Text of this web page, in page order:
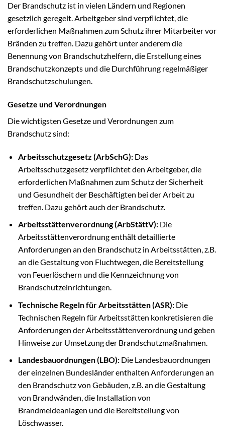
Der Brandschutz ist in vielen Ländern und Regionen
gesetzlich geregelt. Arbeitgeber sind verpflichtet, die
erforderlichen Maßnahmen zum Schutz ihrer Mitarbeiter vor
Bränden zu treffen. Dazu gehört unter anderem die
Benennung von Brandschutzhelfern, die Erstellung eines
Brandschutzkonzepts und die Durchführung regelmäßiger
Brandschutzschulungen.
Gesetze und Verordnungen
Die wichtigsten Gesetze und Verordnungen zum
Brandschutz sind:
Arbeitsschutzgesetz (ArbSchG):Das
Arbeitsschutzgesetz verpflichtet den Arbeitgeber, die
erforderlichen Maßnahmen zum Schutz der Sicherheit
und Gesundheit der Beschäftigten bei der Arbeit zu
treffen. Dazu gehört auch der Brandschutz.
Arbeitsstättenverordnung (ArbStättV):Die
Arbeitsstättenverordnung enthält detaillierte
Anforderungen an den Brandschutz in Arbeitsstätten, z.B.
an die Gestaltung von Fluchtwegen, die Bereitstellung
von Feuerlöschern und die Kennzeichnung von
Brandschutzeinrichtungen.
Technische Regeln für Arbeitsstätten (ASR):Die
Technischen Regeln für Arbeitsstätten konkretisieren die
Anforderungen der Arbeitsstättenverordnung und geben
Hinweise zur Umsetzung der Brandschutzmaßnahmen.
Landesbauordnungen (LBO):Die Landesbauordnungen
der einzelnen Bundesländer enthalten Anforderungen an
den Brandschutz von Gebäuden, z.B. an die Gestaltung
von Brandwänden, die Installation von
Brandmeldeanlagen und die Bereitstellung von
Löschwasser.